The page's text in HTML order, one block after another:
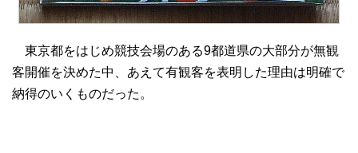
東京都をはじめ競技会場のある9都道県の大部分が無観
客開催を決めた中、あえて有観客を表明した理由は明確で
納得のいくものだった。